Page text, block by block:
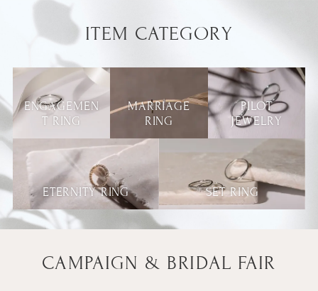
ITEM CATEGORY
ENGAGEMEN
T RING
MARRIAGE
RING
PILOT
JEWELRY
ETERNITY RING SET RING
CAMPAIGN & BRIDAL FAIR